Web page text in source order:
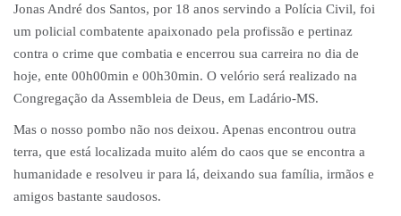
Jonas André dos Santos, por 18 anos servindo a Polícia Civil, foi
um policial combatente apaixonado pela profissão e pertinaz
contra o crime que combatia e encerrou sua carreira no dia de
hoje, ente 00h00min e 00h30min. O velório será realizado na
Congregação da Assembleia de Deus, em Ladário-MS.
Mas o nosso pombo não nos deixou. Apenas encontrou outra
terra, que está localizada muito além do caos que se encontra a
humanidade e resolveu ir para lá, deixando sua família, irmãos e
amigos bastante saudosos.